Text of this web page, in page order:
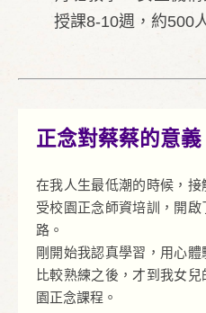
授課8-10週，約500
正念對蔡蔡的意義
在我人生最低潮的時候，
受校園正念師資培訓，開
路。
剛開始我認真學習，用心
比較熟練之後，才到我女
園正念課程。